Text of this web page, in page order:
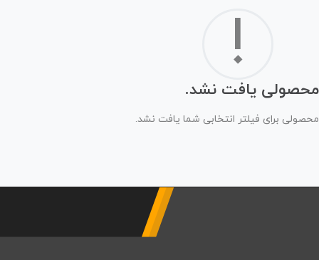
!
محصولی یافت نشد.
محصولی برای فیلتر انتخابی شما یافت نشد.